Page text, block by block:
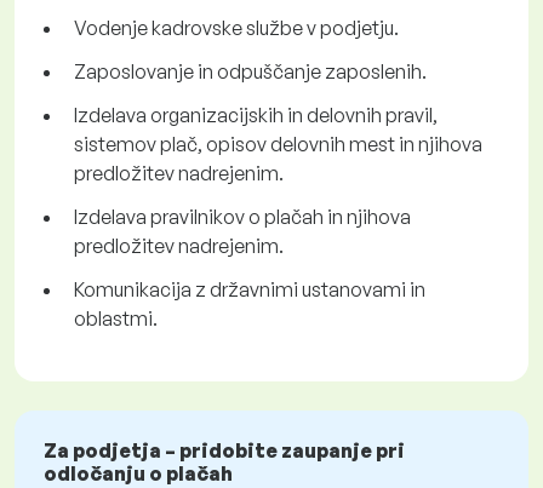
Vodenje kadrovske službe v podjetju.
Zaposlovanje in odpuščanje zaposlenih.
Izdelava organizacijskih in delovnih pravil,
sistemov plač, opisov delovnih mest in njihova
predložitev nadrejenim.
Izdelava pravilnikov o plačah in njihova
predložitev nadrejenim.
Komunikacija z državnimi ustanovami in
oblastmi.
Za podjetja – pridobite zaupanje pri
odločanju o plačah